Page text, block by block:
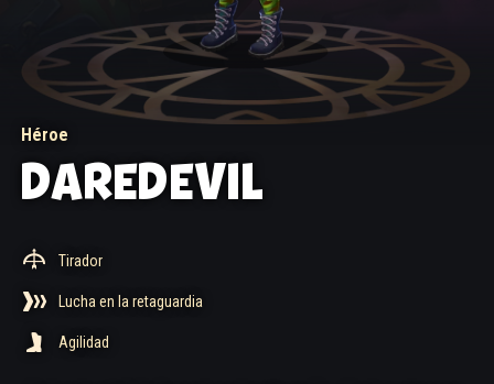
Héroe
DAREDEVIL
Tirador
Lucha en la retaguardia
Agilidad